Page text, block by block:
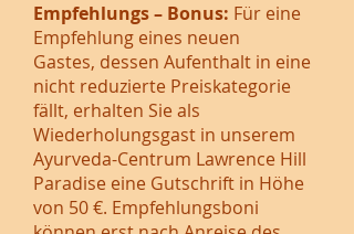
Empfehlungs – Bonus: Für eine
Empfehlung eines neuen
Gastes, dessen Aufenthalt in eine
nicht reduzierte Preiskategorie
fällt, erhalten Sie als
Wiederholungsgast in unserem
Ayurveda-Centrum Lawrence Hill
Paradise eine Gutschrift in Höhe
von 50 €. Empfehlungsboni